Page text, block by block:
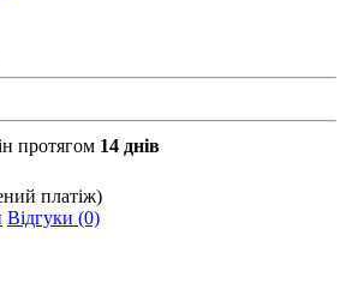
протягом 14 днів
платіж)
Відгуки (0)